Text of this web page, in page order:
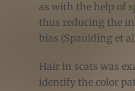
as with the help of
thus reducing the
bias (Spaulding et
Hair in scats was
identify the color